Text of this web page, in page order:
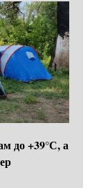
до +39°С, а